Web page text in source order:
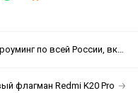
по всей России, включая Крым
флагман Redmi K20 Pro